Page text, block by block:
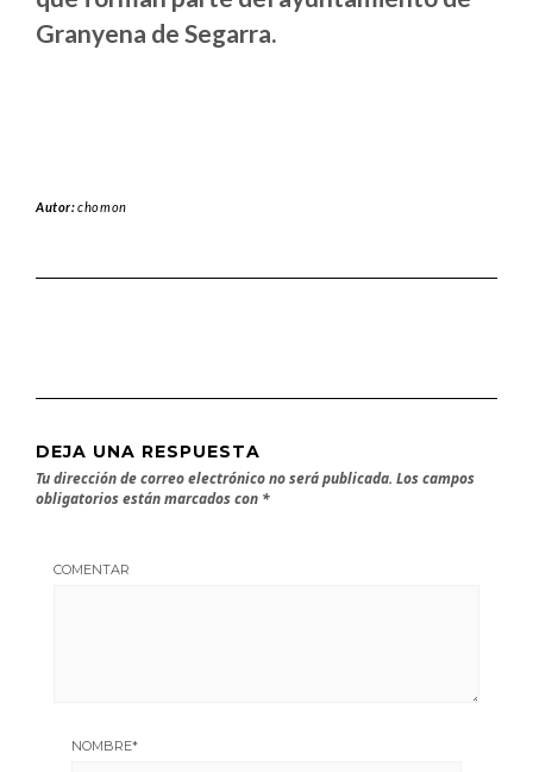
Granyena de Segarra.
Autor:chomon
DEJA UNA RESPUESTA
Tu dirección de correo electrónico no será publicada. Los campos
obligatorios están marcados con *
COMENTAR
NOMBRE*